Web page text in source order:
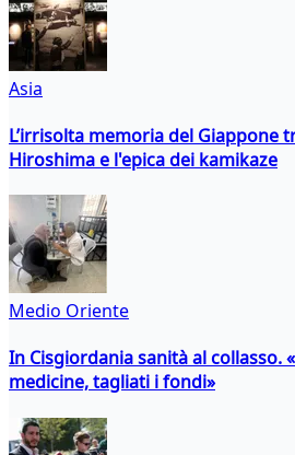
Asia
L’irrisolta memoria del Giappone
Hiroshima e l'epica dei kamikaze
Medio Oriente
In Cisgiordania sanità al collasso.
medicine, tagliati i fondi»